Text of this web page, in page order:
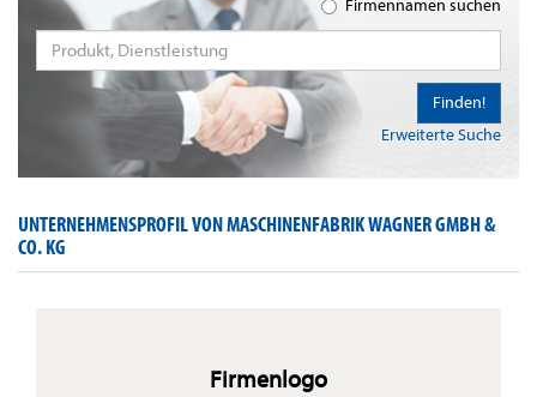
Firmennamen suchen
Erweiterte Suche
Finden!
UNTERNEHMENSPROFIL VON MASCHINENFABRIK WAGNER GMBH &
CO. KG
Firmenlogo